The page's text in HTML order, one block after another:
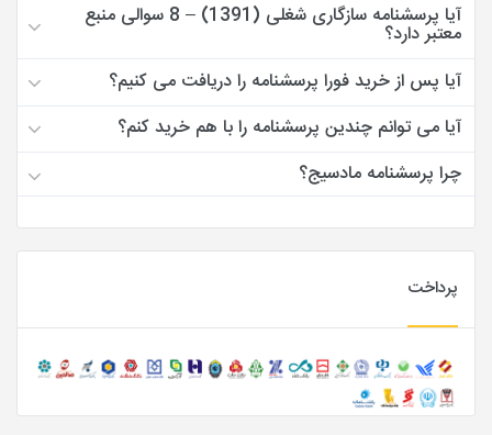
آیا پرسشنامه سازگاری شغلی (1391) – 8 سوالی منبع
معتبر دارد؟
آیا پس از خرید فورا پرسشنامه را دریافت می کنیم؟
آیا می توانم چندین پرسشنامه را با هم خرید کنم؟
چرا پرسشنامه مادسیج؟
پرداخت